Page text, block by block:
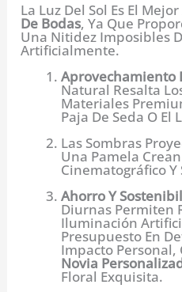
La Luz Del Sol Es El
De Bodas, Ya Que
Una Nitidez Imposibles
Artificialmente.
Aprovechamiento
Natural Resalta
Materiales
Paja De Seda O El
Las Sombras
Una Pamela
Cinematográfico Y
Ahorro Y
Diurnas Permiten
Iluminación
Presupuesto En
Impacto
Novia
Floral Exquisita.